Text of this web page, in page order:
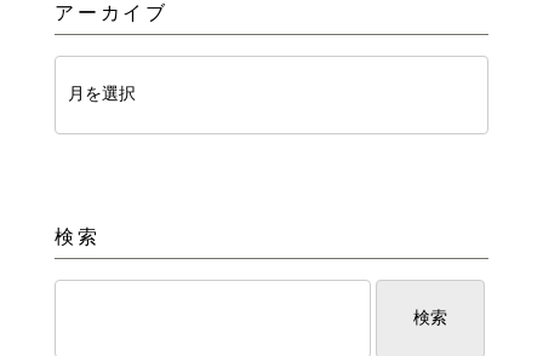
アーカイブ
検索